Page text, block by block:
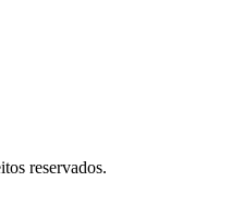
reservados.